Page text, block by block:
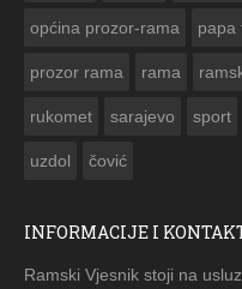
općina prozor-rama papa
prozor rama rama
rukomet sarajevo sport
uzdol čović
INFORMACIJE I
Ramski Vjesnik stoji na